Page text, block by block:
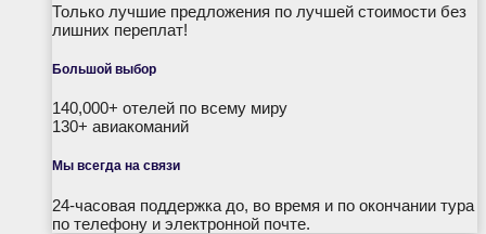
Только лучшие предложения по лучшей стоимости без
лишних переплат!
Большой выбор
140,000+ отелей по всему миру
130+ авиакоманий
Мы всегда на связи
24-часовая поддержка до, во время и по окончании тура
по телефону и электронной почте.